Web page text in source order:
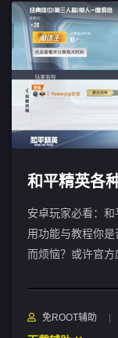
和平精英各
安卓玩家必看：
用功能与教程你
而烦恼？或许官
免ROOT辅助